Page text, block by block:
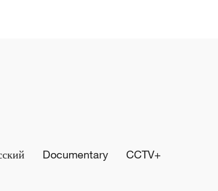
Documentary CCTV+